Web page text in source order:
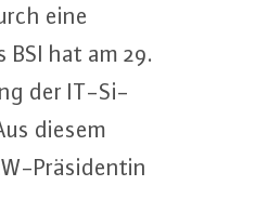
eine
hat am 29.
der IT-Si­
diesem
Prä­si­den­tin